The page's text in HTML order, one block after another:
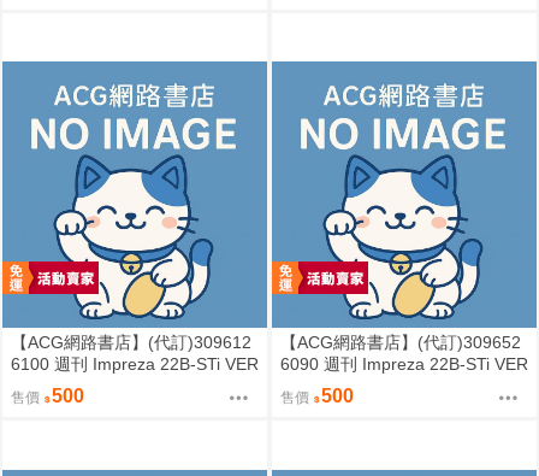
【ACG網路書店】(代訂)309612
6100 週刊 Impreza 22B-STi VER
SION をつくる (8)
售價 500
【ACG網路書店】(代訂)309652
6090 週刊 Impreza 22B-STi VER
SION をつくる (7)
售價 500